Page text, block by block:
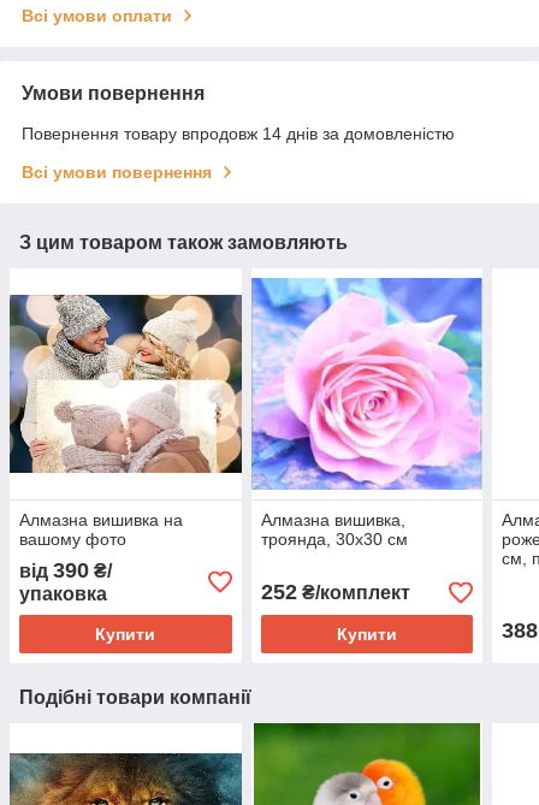
Всі умови оплати
Умови повернення
Повернення товару впродовж 14 днів за домовленістю
Всі умови повернення
З цим товаром також замовляють
Алмазна вишивка на
вашому фото
від 390 ₴/
упаковка
Купити
Алмазна вишивка,
троянда, 30х30 см
252₴/комплект
Купити
см,
388
Подібні товари компанії